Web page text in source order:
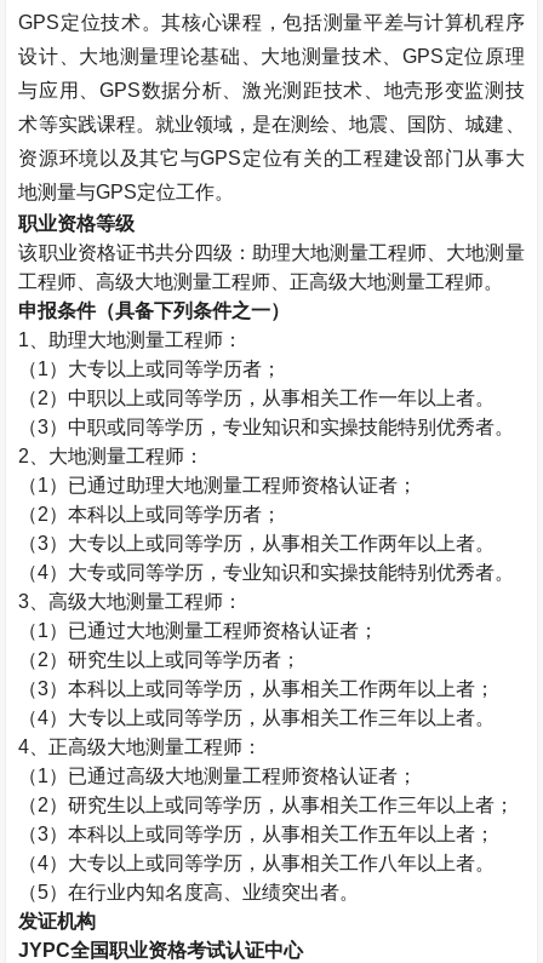
GPS定位技术。其核心课程，包括测量平差与计算机程序
设计、大地测量理论基础、大地测量技术、 GPS定位原理
与应用、GPS数据分析、激光测距技术、地壳形变监测技
术等实践课程。就业领域，是在测绘、地震、国防、城建、
资源环境以及其它与GPS定位有关的工程建设部门从事大
地测量与GPS定位工作。
职业资格等级
该职业资格证书共分四级：助理大地测量工程师、大地测量
工程师、高级大地测量工程师、正高级大地测量工程师。
申报条件（具备下列条件之一）
1 、助理大地测量工程师：
（1）大专以上或同等学历者；
（2）中职以上或同等学历，从事相关工作一年以上者。
（3）中职或同等学历，专业知识和实操技能特别优秀者。
2 、大地测量工程师：
（1）已通过助理大地测量工程师资格认证者；
（2）本科以上或同等学历者；
（3）大专以上或同等学历，从事相关工作两年以上者。
（4）大专或同等学历，专业知识和实操技能特别优秀者。
3 、高级大地测量工程师：
（1）已通过大地测量工程师资格认证者；
（2）研究生以上或同等学历者；
（3）本科以上或同等学历，从事相关工作两年以上者；
（4）大专以上或同等学历，从事相关工作三年以上者。
4 、正高级大地测量工程师：
（1）已通过高级大地测量工程师资格认证者；
（2）研究生以上或同等学历，从事相关工作三年以上者；
（3）本科以上或同等学历，从事相关工作五年以上者；
（4）大专以上或同等学历，从事相关工作八年以上者。
（5）在行业内知名度高、业绩突出者。
发证机构
JYPC全国职业资格考试认证中心